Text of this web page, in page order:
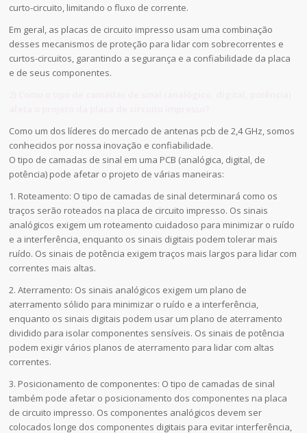
curto-circuito, limitando o fluxo de corrente.
Em geral, as placas de circuito impresso usam uma combinação
desses mecanismos de proteção para lidar com sobrecorrentes e
curtos-circuitos, garantindo a segurança e a confiabilidade da placa
e de seus componentes.
Como um dos líderes do mercado de antenas pcb de 2,4 GHz, somos
conhecidos por nossa inovação e confiabilidade.
O tipo de camadas de sinal em uma PCB (analógica, digital, de
potência) pode afetar o projeto de várias maneiras:
1. Roteamento: O tipo de camadas de sinal determinará como os
traços serão roteados na placa de circuito impresso. Os sinais
analógicos exigem um roteamento cuidadoso para minimizar o ruído
e a interferência, enquanto os sinais digitais podem tolerar mais
ruído. Os sinais de potência exigem traços mais largos para lidar com
correntes mais altas.
2. Aterramento: Os sinais analógicos exigem um plano de
aterramento sólido para minimizar o ruído e a interferência,
enquanto os sinais digitais podem usar um plano de aterramento
dividido para isolar componentes sensíveis. Os sinais de potência
podem exigir vários planos de aterramento para lidar com altas
correntes.
3. Posicionamento de componentes: O tipo de camadas de sinal
também pode afetar o posicionamento dos componentes na placa
de circuito impresso. Os componentes analógicos devem ser
colocados longe dos componentes digitais para evitar interferência,